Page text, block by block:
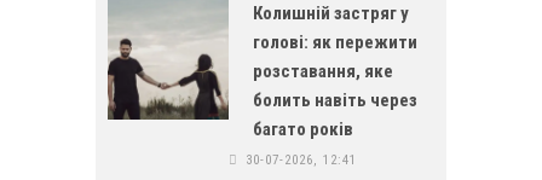
Колишній застряг у
голові: як пережити
розставання, яке
болить навіть через
багато років
30-07-2026, 12:41